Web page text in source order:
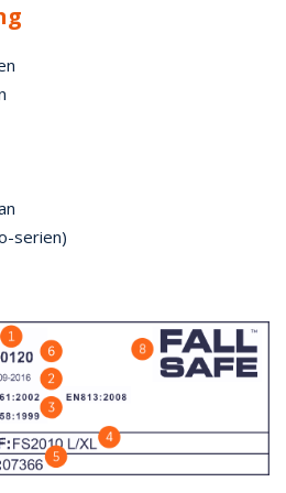
serien)